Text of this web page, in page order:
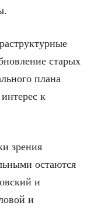
старых
плана
к
зрения
остаются
и
и